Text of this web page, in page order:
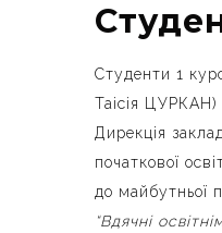
Студенти 1
Таісія ЦУРКАН)
Дирекція
початкової
до майбутньої
“Вдячні